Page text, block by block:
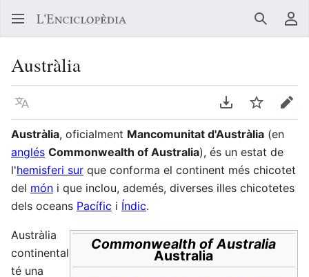
Buscar
Austràlia
Llegir en un atre idioma Descarregar en
Vigilar
Austràlia, oficialment Mancomunitat d'Austràlia (en
anglés Commonwealth of Australia), és un estat de
l'hemisferi sur que conforma el continent més chicotet
del món i que inclou, ademés, diverses illes chicotetes
dels oceans Pacífic i Índic.
Commonwealth of Australia
Australia
Austràlia
continental
té una